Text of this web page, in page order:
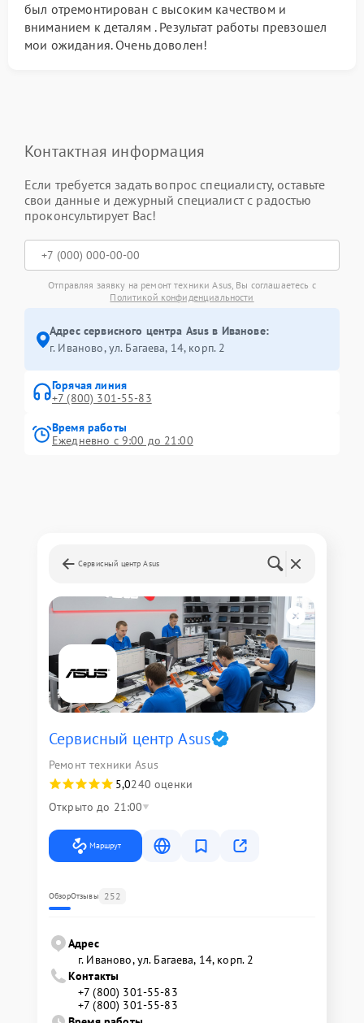
был отремонтирован с высоким качеством и
вниманием к деталям . Результат работы превзошел
мои ожидания. Очень доволен!
Контактная информация
Если требуется задать вопрос специалисту, оставьте
свои данные и дежурный специалист с радостью
проконсультирует Вас!
Отправляя заявку на ремонт техники Asus, Вы соглашаетесь с
Политикой конфиденциальности
Адрес сервисного центра Asus в Иванове:
г. Иваново, ул. Багаева, 14, корп. 2
Горячая линия
+7 (800) 301-55-83
Время работы
Ежедневно с 9:00 до 21:00
Сервисный центр Asus
Сервисный центр Asus
Ремонт техники Asus
5,0240 оценки
Открыто до 21:00
Маршрут
ОбзорОтзывы 252
Адрес
г. Иваново, ул. Багаева, 14, корп. 2
Контакты
+7 (800) 301-55-83
+7 (800) 301-55-83